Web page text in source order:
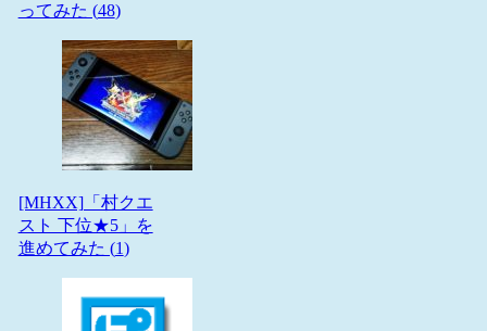
ってみた (48)
[MHXX]「村クエ
スト 下位★5」を
進めてみた (1)